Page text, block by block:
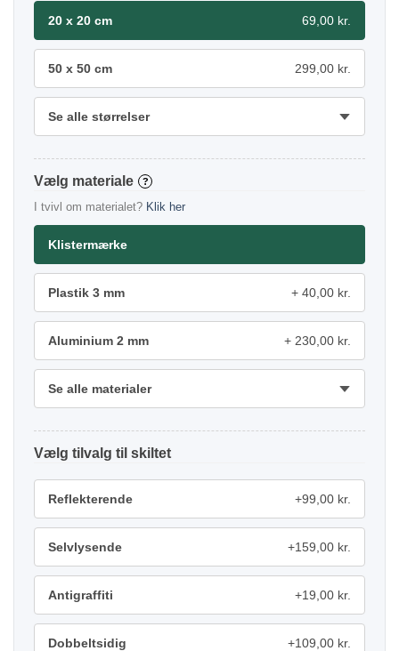
20 x 20 cm 69,00 kr.
50 x 50 cm 299,00 kr.
Se alle størrelser
materiale ?
I tvivl om materialet? Klik her
Klistermærke
Plastik 3 mm 40,00 kr.
Aluminium 2 mm 230,00 kr.
Se alle materialer
tilvalg
Reflekterende +99,00 kr.
Selvlysende +159,00 kr.
Antigraffiti +19,00 kr.
Dobbeltsidig +109,00 kr.